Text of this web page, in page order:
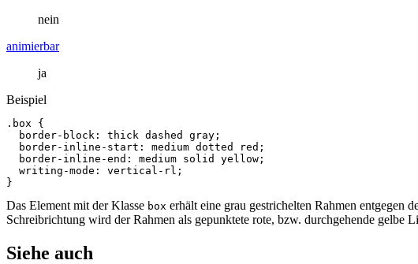
nein
animierbar
ja
Beispiel
.box
{
border- block : thick dashed gray ;
border- inline - start : medium dotted red ;
border- inline -end : medium solid yellow ;
writing -mode : vertical - rl ;
}
Das Element mit der Klasse box erhält eine grau gestrichelten Rahmen entgegen
Schreibrichtung wird der Rahmen als gepunktete rote, bzw. durchgehende gelbe
Siehe auch